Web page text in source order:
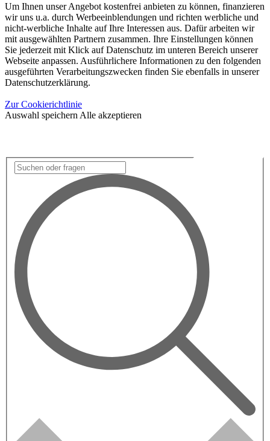
Um Ihnen unser Angebot kostenfrei anbieten zu können, finanzieren
wir uns u.a. durch Werbeeinblendungen und richten werbliche und
nicht-werbliche Inhalte auf Ihre Interessen aus. Dafür arbeiten wir
mit ausgewählten Partnern zusammen. Ihre Einstellungen können
Sie jederzeit mit Klick auf Datenschutz im unteren Bereich unserer
Webseite anpassen. Ausführlichere Informationen zu den folgenden
ausgeführten Verarbeitungszwecken finden Sie ebenfalls in unserer
Datenschutzerklärung.
Zur Cookierichtlinie
Auswahl speichern Alle akzeptieren